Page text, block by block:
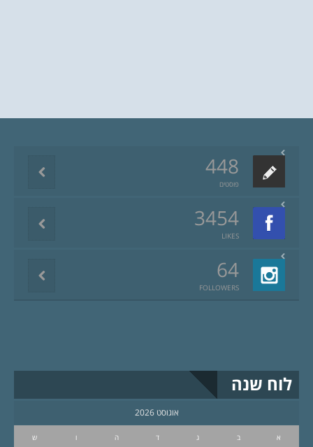
448
פוסטים
3454
LIKES
64
FOLLOWERS
לוח שנה
אוגוסט 2026
א ב ג ד ה ו ש